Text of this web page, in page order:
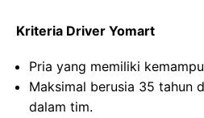
Kriteria Driver Yomart
Pria yang memiliki
Maksimal berusia 35 tahun
dalam tim.